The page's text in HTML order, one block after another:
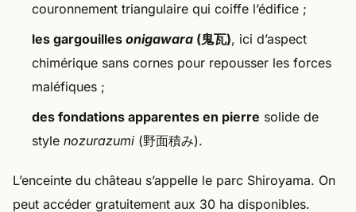
couronnement triangulaire qui coiffe l’édifice ;
les gargouilles onigawara (鬼瓦), ici d’aspect
chimérique sans cornes pour repousser les forces
maléfiques ;
des fondations apparentes en pierre solide de
style nozurazumi (野面積み).
L’enceinte du château s’appelle le parc Shiroyama. On
peut accéder gratuitement aux 30 ha disponibles.